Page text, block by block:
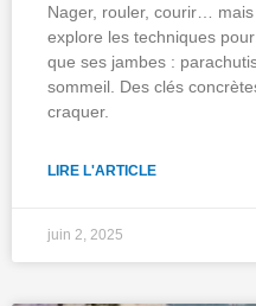
Nager, rouler, courir…
explore les techniques
que ses jambes :
sommeil. Des clés
craquer.
LIRE L'ARTICLE
juin 2, 2025